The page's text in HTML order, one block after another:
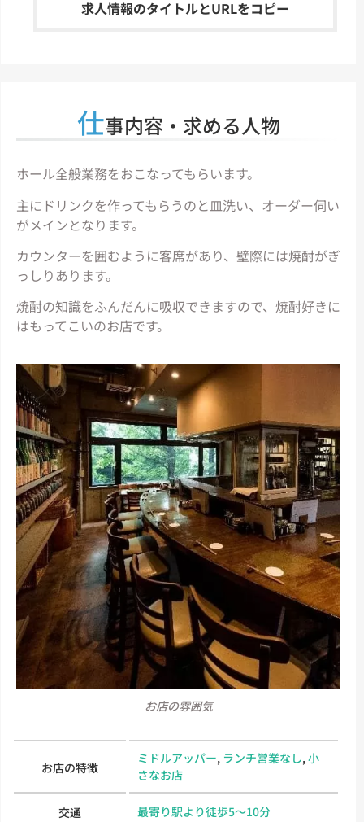
求人情報のタイトルとURLをコピー
仕事内容・求める人物
ホール全般業務をおこなってもらいます。
主にドリンクを作ってもらうのと皿洗い、オーダー伺い
がメインとなります。
カウンターを囲むように客席があり、壁際には焼酎がぎ
っしりあります。
焼酎の知識をふんだんに吸収できますので、焼酎好きに
はもってこいのお店です。
お店の雰囲気
お店の特徴
ミドルアッパー, ランチ営業なし,小
さなお店
交通 最寄り駅より徒歩5～10分